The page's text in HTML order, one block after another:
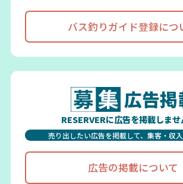
バス釣りガイド登録につ
広告掲
RESERVERに広告を掲載しませ
売り出したい広告を掲載して、集客・収
広告の掲載について